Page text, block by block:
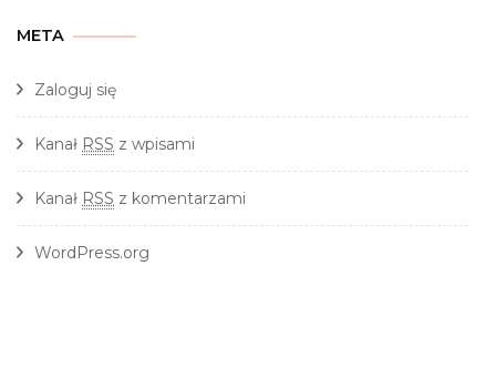
META
Zaloguj się
Kanał RSS z wpisami
Kanał RSS z komentarzami
WordPress.org